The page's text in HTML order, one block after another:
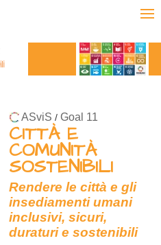
ASviS / Goal 11
CITTÀ E
COMUNITÀ
SOSTENIBILI
Rendere le città e gli
insediamenti umani
inclusivi, sicuri,
duraturi e sostenibili